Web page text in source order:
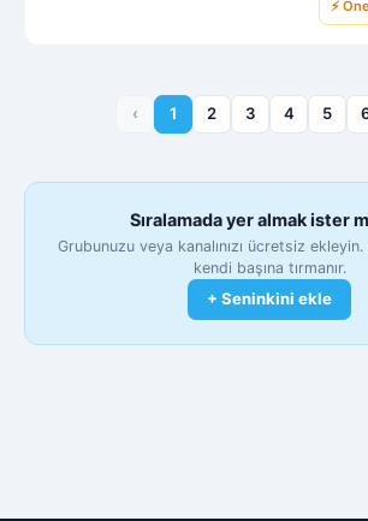
⚡
‹ 1 2 3 4 5
Sıralamada yer almak ister
Grubunuzu veya kanalınızı ücretsiz
kendi başına tırmanır.
+ Seninkini ekle